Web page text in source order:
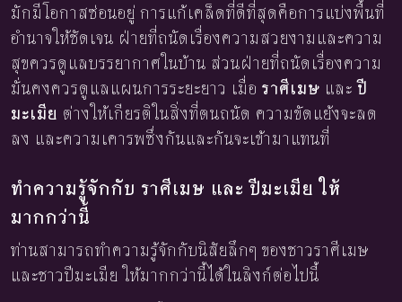
มักมีโอกาสซ่อนอยู่ การแก้เคล็ดที่ดีที่สุดคือการแบ่งพื้นที่
อำนาจให้ชัดเจน ฝ่ายที่ถนัดเรื่องความสวยงามและความ
สุขควรดูแลบรรยากาศในบ้าน ส่วนฝ่ายที่ถนัดเรื่องความ
มั่นคงควรดูแลแผนการระยะยาว เมื่อ ราศีเมษ และปี
มะเมีย ต่างให้เกียรติในสิ่งที่ตนถนัด ความขัดแย้งจะลด
ลง และความเคารพซึ่งกันและกันจะเข้ามาแทนที่
ทำความรู้จักกับ ราศีเมษ และ ปีมะเมีย ให้
มากกว่านี้
ท่านสามารถทำความรู้จักกับนิสัยลึกๆ ของชาวราศีเมษ
และชาวปีมะเมีย ให้มากกว่านี้ได้ในลิงก์ต่อไปนี้